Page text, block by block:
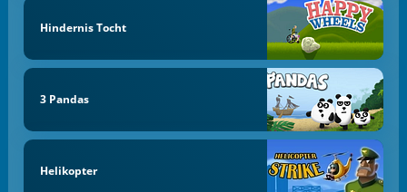
Hindernis Tocht
3 Pandas
Helikopter